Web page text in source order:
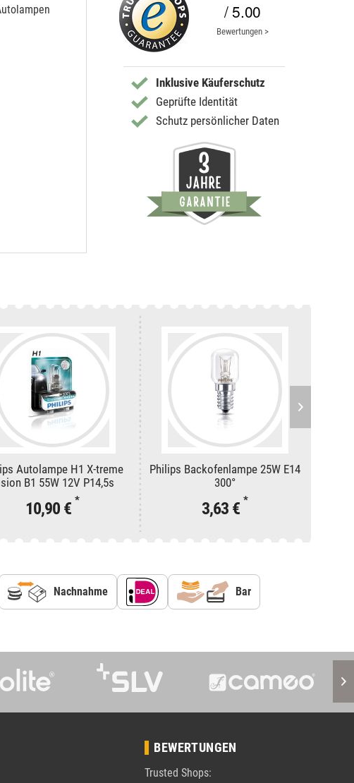
/ 5.00
Bewertungen >
Inklusive Käuferschutz
Geprüfte Identität
Schutz persönlicher Daten
Autolampe H1 X-treme
B1 55W 12V P14,5s
12258XVB1
10,90 € *
Philips Backofenlampe 25W E14
300°
3,63 € *
Nachnahme Bar
BEWERTUNGEN
Trusted Shops: